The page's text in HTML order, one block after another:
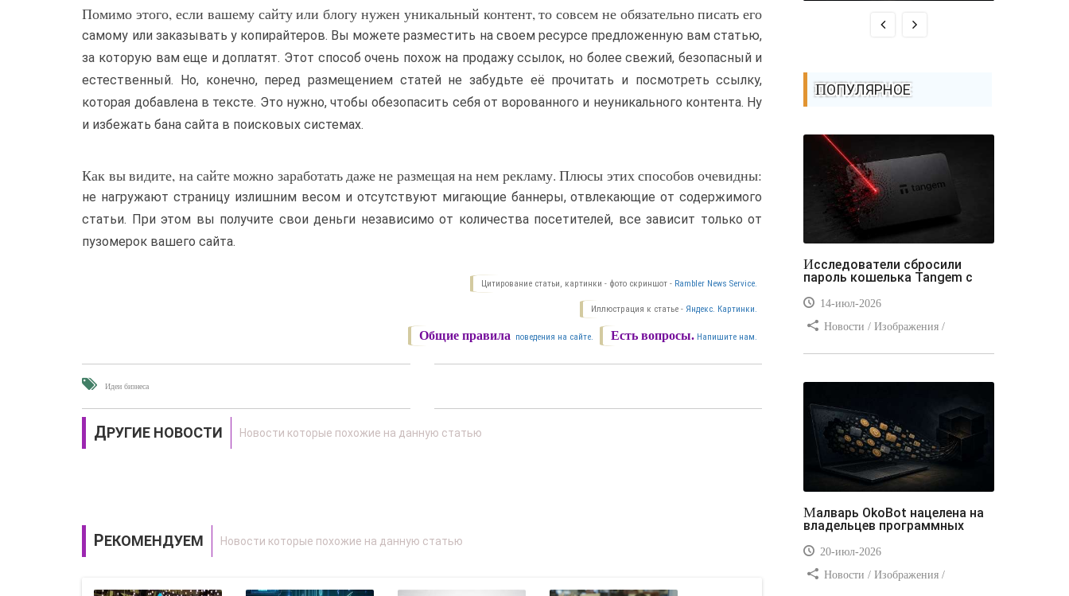
Помимо этого, если вашему сайту или блогу нужен уникальный контент, то совсем не обязательно писать его
самому или заказывать у копирайтеров. Вы можете разместить на своем ресурсе предложенную вам статью,
за которую вам еще и доплатят. Этот способ очень похож на продажу ссылок, но более свежий, безопасный и
естественный. Но, конечно, перед размещением статей не забудьте её прочитать и посмотреть ссылку,
которая добавлена в тексте. Это нужно, чтобы обезопасить себя от ворованного и неуникального контента. Ну
и избежать бана сайта в поисковых системах.
Как вы видите, на сайте можно заработать даже не размещая на нем рекламу. Плюсы этих способов очевидны:
не нагружают страницу излишним весом и отсутствуют мигающие баннеры, отвлекающие от содержимого
статьи. При этом вы получите свои деньги независимо от количества посетителей, все зависит только от
пузомерок вашего сайта.
Цитирование статьи, картинки - фото скриншот - Rambler News Service.
Иллюстрация к статье - Яндекс. Картинки.
Есть вопросы. Напишите нам.
Общие правила поведения на сайте.
Идеи бизнеса
ДРУГИЕ НОВОСТИ
РЕКОМЕНДУЕМ
ПОПУЛЯРНОЕ
Исследователи сбросили
пароль кошелька Tangem с
14-июл-2026
Новости / Изображения /
/ Вёрстка / Видео уроки
Малварь OkoBot нацелена на
владельцев программных
20-июл-2026
Новости / Изображения /